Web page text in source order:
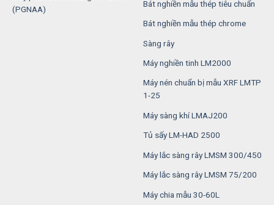
(PGNAA)
Bát nghiền mẫu thép tiêu chuẩn
Bát nghiền mẫu thép chrome
Sàng rây
Máy nghiền tinh LM2000
Máy nén chuẩn bị mẫu XRF LMTP
1-25
Máy sàng khí LMAJ200
Tủ sấy LM-HAD 2500
Máy lắc sàng rây LMSM 300/450
Máy lắc sàng rây LMSM 75/200
Máy chia mẫu 30-60L